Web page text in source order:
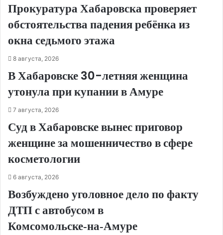
Прокуратура Хабаровска проверяет
обстоятельства падения ребёнка из
окна седьмого этажа
8 августа, 2026
В Хабаровске 30-летняя женщина
утонула при купании в Амуре
7 августа, 2026
Суд в Хабаровске вынес приговор
женщине за мошенничество в сфере
косметологии
6 августа, 2026
Возбуждено уголовное дело по факту
ДТП с автобусом в
Комсомольске‑на‑Амуре